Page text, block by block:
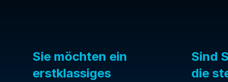
Sie möchten ein
erstklassiges
Sind
die